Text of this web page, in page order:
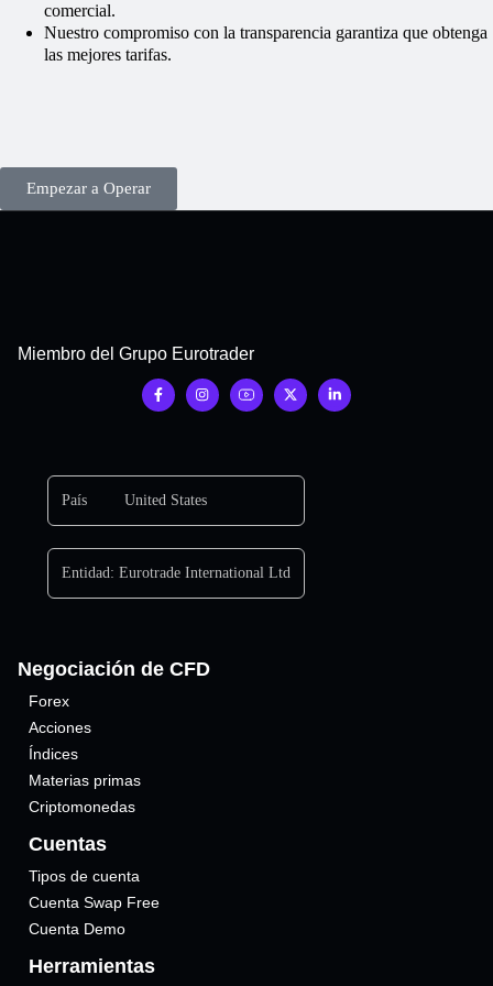
comercial.
Nuestro compromiso con la transparencia garantiza que obtenga
las mejores tarifas.
Empezar a Operar
Miembro del Grupo Eurotrader
País United States
Entidad: Eurotrade International Ltd
Negociación de CFD
Forex
Acciones
Índices
Materias primas
Criptomonedas
Cuentas
Tipos de cuenta
Cuenta Swap Free
Cuenta Demo
Herramientas